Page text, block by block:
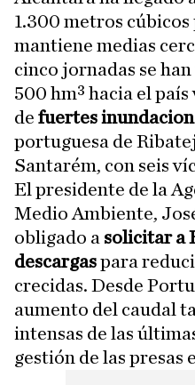
1.300 metros cúbicos
mantiene medias
cinco jornadas se
500 hm³ hacia el
de fuertes
portuguesa de
Santarém, con seis
El presidente de la
Medio Ambiente,
obligado a solicitar a
descargaspara
crecidas. Desde
aumento del caudal
intensas de las
gestión de las